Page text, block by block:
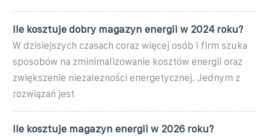
Ile kosztuje dobry magazyn energii w 2024 roku?
W dzisiejszych czasach coraz więcej osób i firm szuka
sposobów na zminimalizowanie kosztów energii oraz
zwiększenie niezależności energetycznej. Jednym z
rozwiązań jest
Ile kosztuje magazyn energii w 2026 roku?